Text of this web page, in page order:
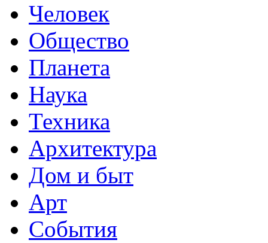
Человек
Общество
Планета
Наука
Техника
Архитектура
Дом и быт
Арт
События